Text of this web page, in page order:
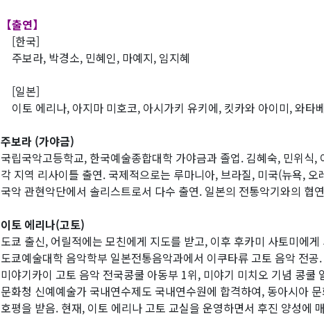
【출연】
[한국]
주보라, 박경소, 민혜인, 마예지, 임지혜
[일본]
이토 에리나, 아지마 미호코, 아시가키 유키에, 킷카와 아이미, 와타
주보라 (가야금)
국립국악고등학교, 한국예술종합대학 가야금과 졸업. 김혜숙, 민위식
각 지역 리사이틀 출연. 국제적으로는 루마니아, 브라질, 미국(뉴욕,
국악 관현악단에서 솔리스트로서 다수 출연. 일본의 전통악기와의 협
이토 에리나(고토)
도쿄 출신, 어릴적에는 모친에게 지도를 받고, 이후 후카미 사토미에게
도쿄예술대학 음악학부 일본전통음악과에서 이쿠타류 고토 음악 전공.
미야기카이 고토 음악 전국콩쿨 아동부 1위, 미야기 미치오 기념 콩쿨
문화청 신예예술가 국내연수제도 국내연수원에 합격하여, 동아시아
호평을 받음. 현재, 이토 에리나 고토 교실을 운영하면서 후진 양성에